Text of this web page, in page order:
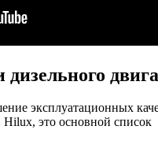
эксплуатационных
Hilux, это основной